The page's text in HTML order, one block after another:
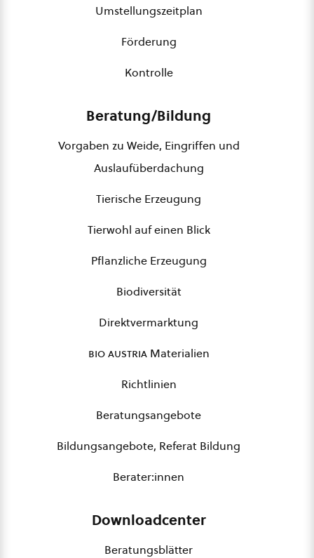
Umstellungszeitplan
Förderung
Kontrolle
Beratung/Bildung
Vorgaben zu Weide, Eingriffen und
Auslaufüberdachung
Tierische Erzeugung
Tierwohl auf einen Blick
Pflanzliche Erzeugung
Biodiversität
Direktvermarktung
bio austriaMaterialien
Richtlinien
Beratungsangebote
Bildungsangebote, Referat Bildung
Berater:innen
Downloadcenter
Beratungsblätter